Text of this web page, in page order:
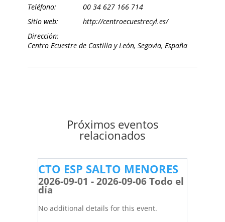
Teléfono:
00 34 627 166 714
Sitio web:
http://centroecuestrecyl.es/
Dirección:
Centro Ecuestre de Castilla y León, Segovia, España
Próximos eventos
relacionados
CTO ESP SALTO MENORES
2026-09-01 - 2026-09-06 Todo el
día
No additional details for this event.